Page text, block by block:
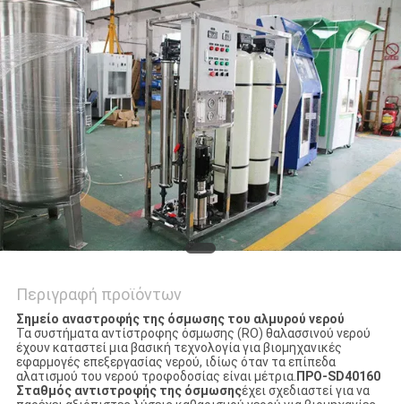
PRIVACY
POLICY
Περιγραφή προϊόντων
Σημείο αναστροφής της όσμωσης του αλμυρού νερού
Τα συστήματα αντίστροφης όσμωσης (RO) θαλασσινού νερού
έχουν καταστεί μια βασική τεχνολογία για βιομηχανικές
εφαρμογές επεξεργασίας νερού, ιδίως όταν τα επίπεδα
αλατισμού του νερού τροφοδοσίας είναι μέτρια. ΠΡΟ-SD40160
Σταθμός αντιστροφής της όσμωσηςέχει σχεδιαστεί για να